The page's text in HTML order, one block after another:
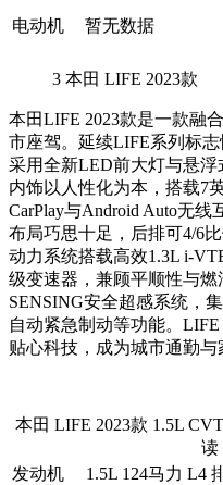
电动机 暂无数据
3 本田 LIFE 2023款
本田LIFE 2023款是一款融
市座驾。延续LIFE系列标
采用全新LED前大灯与悬浮
内饰以人性化为本，搭载7
CarPlay与Android Auto无
布局巧思十足，后排可4/6
动力系统搭载高效1.3L i-
级变速器，兼顾平顺性与燃
SENSING安全超感系统，
自动紧急制动等功能。
贴心科技，成为城市通勤与
本田 LIFE 2023款 1.5L
读
发动机
1.5L 124马力 L4